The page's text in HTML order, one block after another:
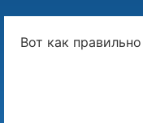
Вот как